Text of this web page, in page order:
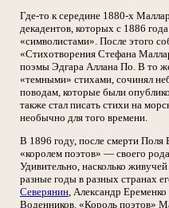
Где-то к середине 1880-х
декадентов, которых с 1886
«символистами». После этого
«Стихотворения Стефана
поэмы Эдгара Аллана По. В то
«темными» стихами, сочинял
поводам, которые были
также стал писать стихи на
необычно для того времени.
В 1896 году, после смерти Поля
«королем поэтов» — своего
Удивительно, насколько
разные годы в разных странах
Северянин, Александр
Воденников. «Король поэтов»